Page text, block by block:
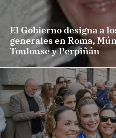
El Gobierno designa a
generales en Roma,
Toulouse y Perpiñán